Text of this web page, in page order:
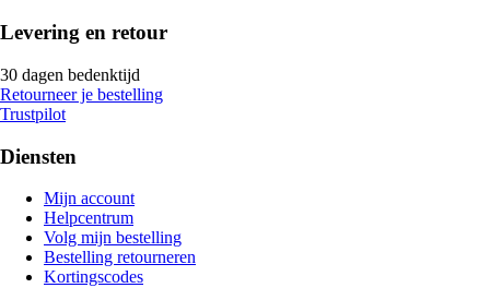
Levering en retour
30 dagen bedenktijd
Retourneer je bestelling
Trustpilot
Diensten
Mijn account
Helpcentrum
Volg mijn bestelling
Bestelling retourneren
Kortingscodes